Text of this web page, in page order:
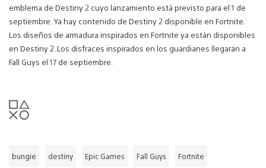
emblema de Destiny 2 cuyo lanzamiento está previsto para el 1 de
septiembre. Ya hay contenido de Destiny 2 disponible en Fortnite.
Los diseños de armadura inspirados en Fortnite ya están disponibles
en Destiny 2. Los disfraces inspirados en los guardianes llegarán a
Fall Guys el 17 de septiembre.
bungie destiny Epic Games Fall Guys Fortnite